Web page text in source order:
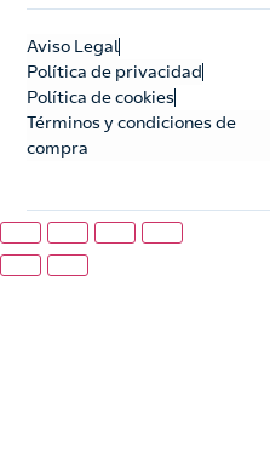
Aviso Legal
Política de privacidad
Política de cookies
Términos y condiciones de
compra